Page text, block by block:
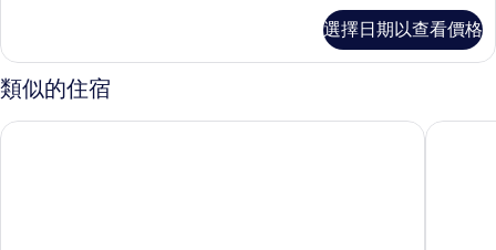
床,
城
市
景
1
張
特
雙
選擇日期以查看價格
類似的住宿
索菲特曼谷素坤逸酒店 大中心